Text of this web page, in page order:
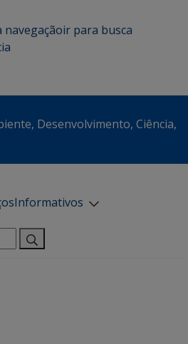
navegaçãoir para busca
Desenvolvimento, Ciência,
Informativos